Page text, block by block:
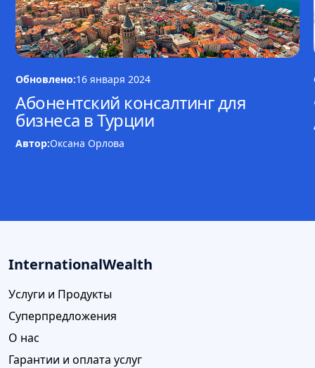
Обновлено:16 января 2024
Абонентский консалтинг для
бизнеса в Турции
Автор:Оксана Орлова
InternationalWealth
Услуги и Продукты
Суперпредложения
О нас
Гарантии и оплата услуг